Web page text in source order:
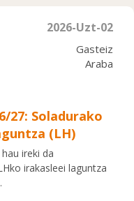
2026-Uzt-02
Gasteiz
Araba
27: Soladurako
(LH)
ireki da
irakasleei laguntza